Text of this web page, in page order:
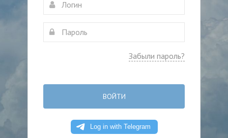
Забыли пароль?
ВОЙТИ